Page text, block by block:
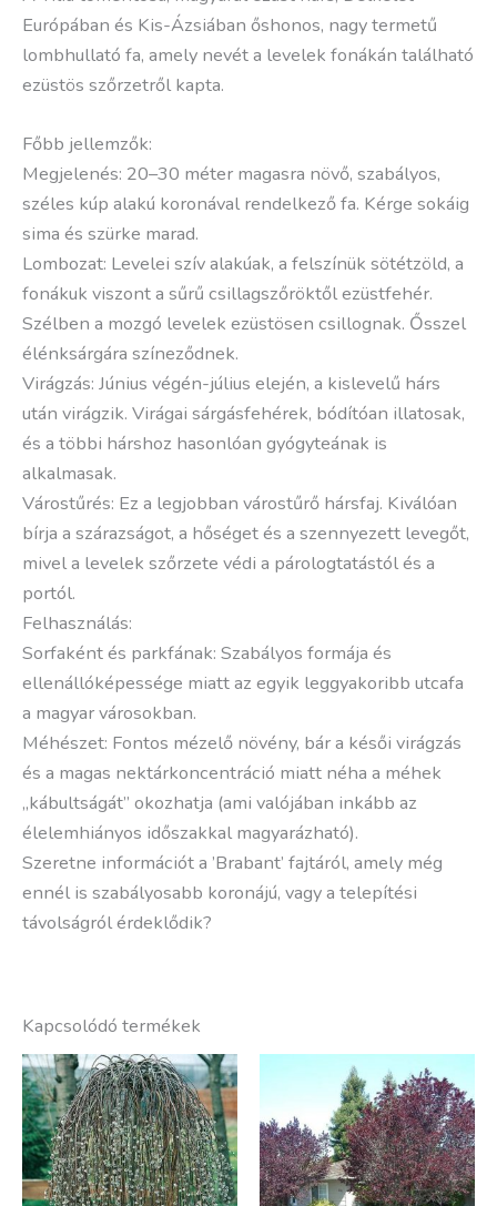
Európában és Kis-Ázsiában őshonos, nagy termetű
lombhullató fa, amely nevét a levelek fonákán található
ezüstös szőrzetről kapta.
Főbb jellemzők:
Megjelenés: 20–30 méter magasra növő, szabályos,
széles kúp alakú koronával rendelkező fa. Kérge sokáig
sima és szürke marad.
Lombozat: Levelei szív alakúak, a felszínük sötétzöld, a
fonákuk viszont a sűrű csillagszőröktől ezüstfehér.
Szélben a mozgó levelek ezüstösen csillognak. Ősszel
élénksárgára színeződnek.
Virágzás: Június végén-július elején, a kislevelű hárs
után virágzik. Virágai sárgásfehérek, bódítóan illatosak,
és a többi hárshoz hasonlóan gyógyteának is
alkalmasak.
Várostűrés: Ez a legjobban várostűrő hársfaj. Kiválóan
bírja a szárazságot, a hőséget és a szennyezett levegőt,
mivel a levelek szőrzete védi a párologtatástól és a
portól.
Felhasználás:
Sorfaként és parkfának: Szabályos formája és
ellenállóképessége miatt az egyik leggyakoribb utcafa
a magyar városokban.
Méhészet: Fontos mézelő növény, bár a késői virágzás
és a magas nektárkoncentráció miatt néha a méhek
„kábultságát” okozhatja (ami valójában inkább az
élelemhiányos időszakkal magyarázható).
Szeretne információt a ’Brabant’ fajtáról, amely még
ennél is szabályosabb koronájú, vagy a telepítési
távolságról érdeklődik?
Kapcsolódó termékek